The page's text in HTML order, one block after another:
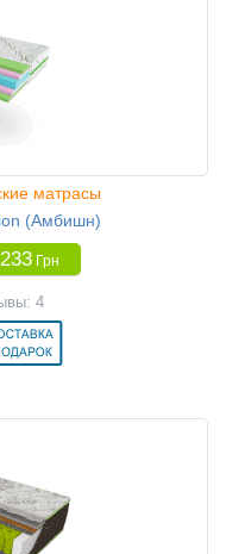
матрасы
(Амбишн)
Грн
4